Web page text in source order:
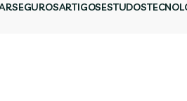
SEGUROSARTIGOSESTUDOS